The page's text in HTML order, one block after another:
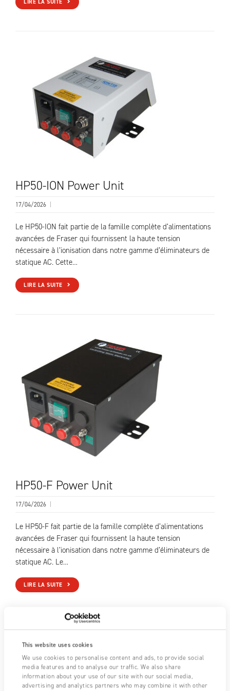
This website uses cookies
We use cookies to personalise content and ads, to provide social
media features and to analyse our traffic. We also share
information about your use of our site with our social media,
advertising and analytics partners who may combine it with other
LIRE LA SUITE
HP50-ION Power Unit
17/04/2026
Le HP50-ION fait partie de la famille complète d’alimentations
avancées de Fraser qui fournissent la haute tension
nécessaire à l’ionisation dans notre gamme d’éliminateurs de
statique AC. Cette…
LIRE LA SUITE
HP50-F Power Unit
17/04/2026
Le HP50-F fait partie de la famille complète d’alimentations
avancées de Fraser qui fournissent la haute tension
nécessaire à l’ionisation dans notre gamme d’éliminateurs de
statique AC. Le…
LIRE LA SUITE